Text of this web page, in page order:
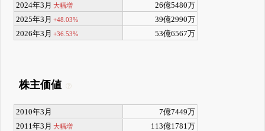
2024年3月 大幅増
26億5480万
2025年3月 +48.03%
39億2990万
2026年3月 +36.53% 53億6567万
株主価値
2010年3月
7億7449万
2011年3月 大幅増
113億1781万